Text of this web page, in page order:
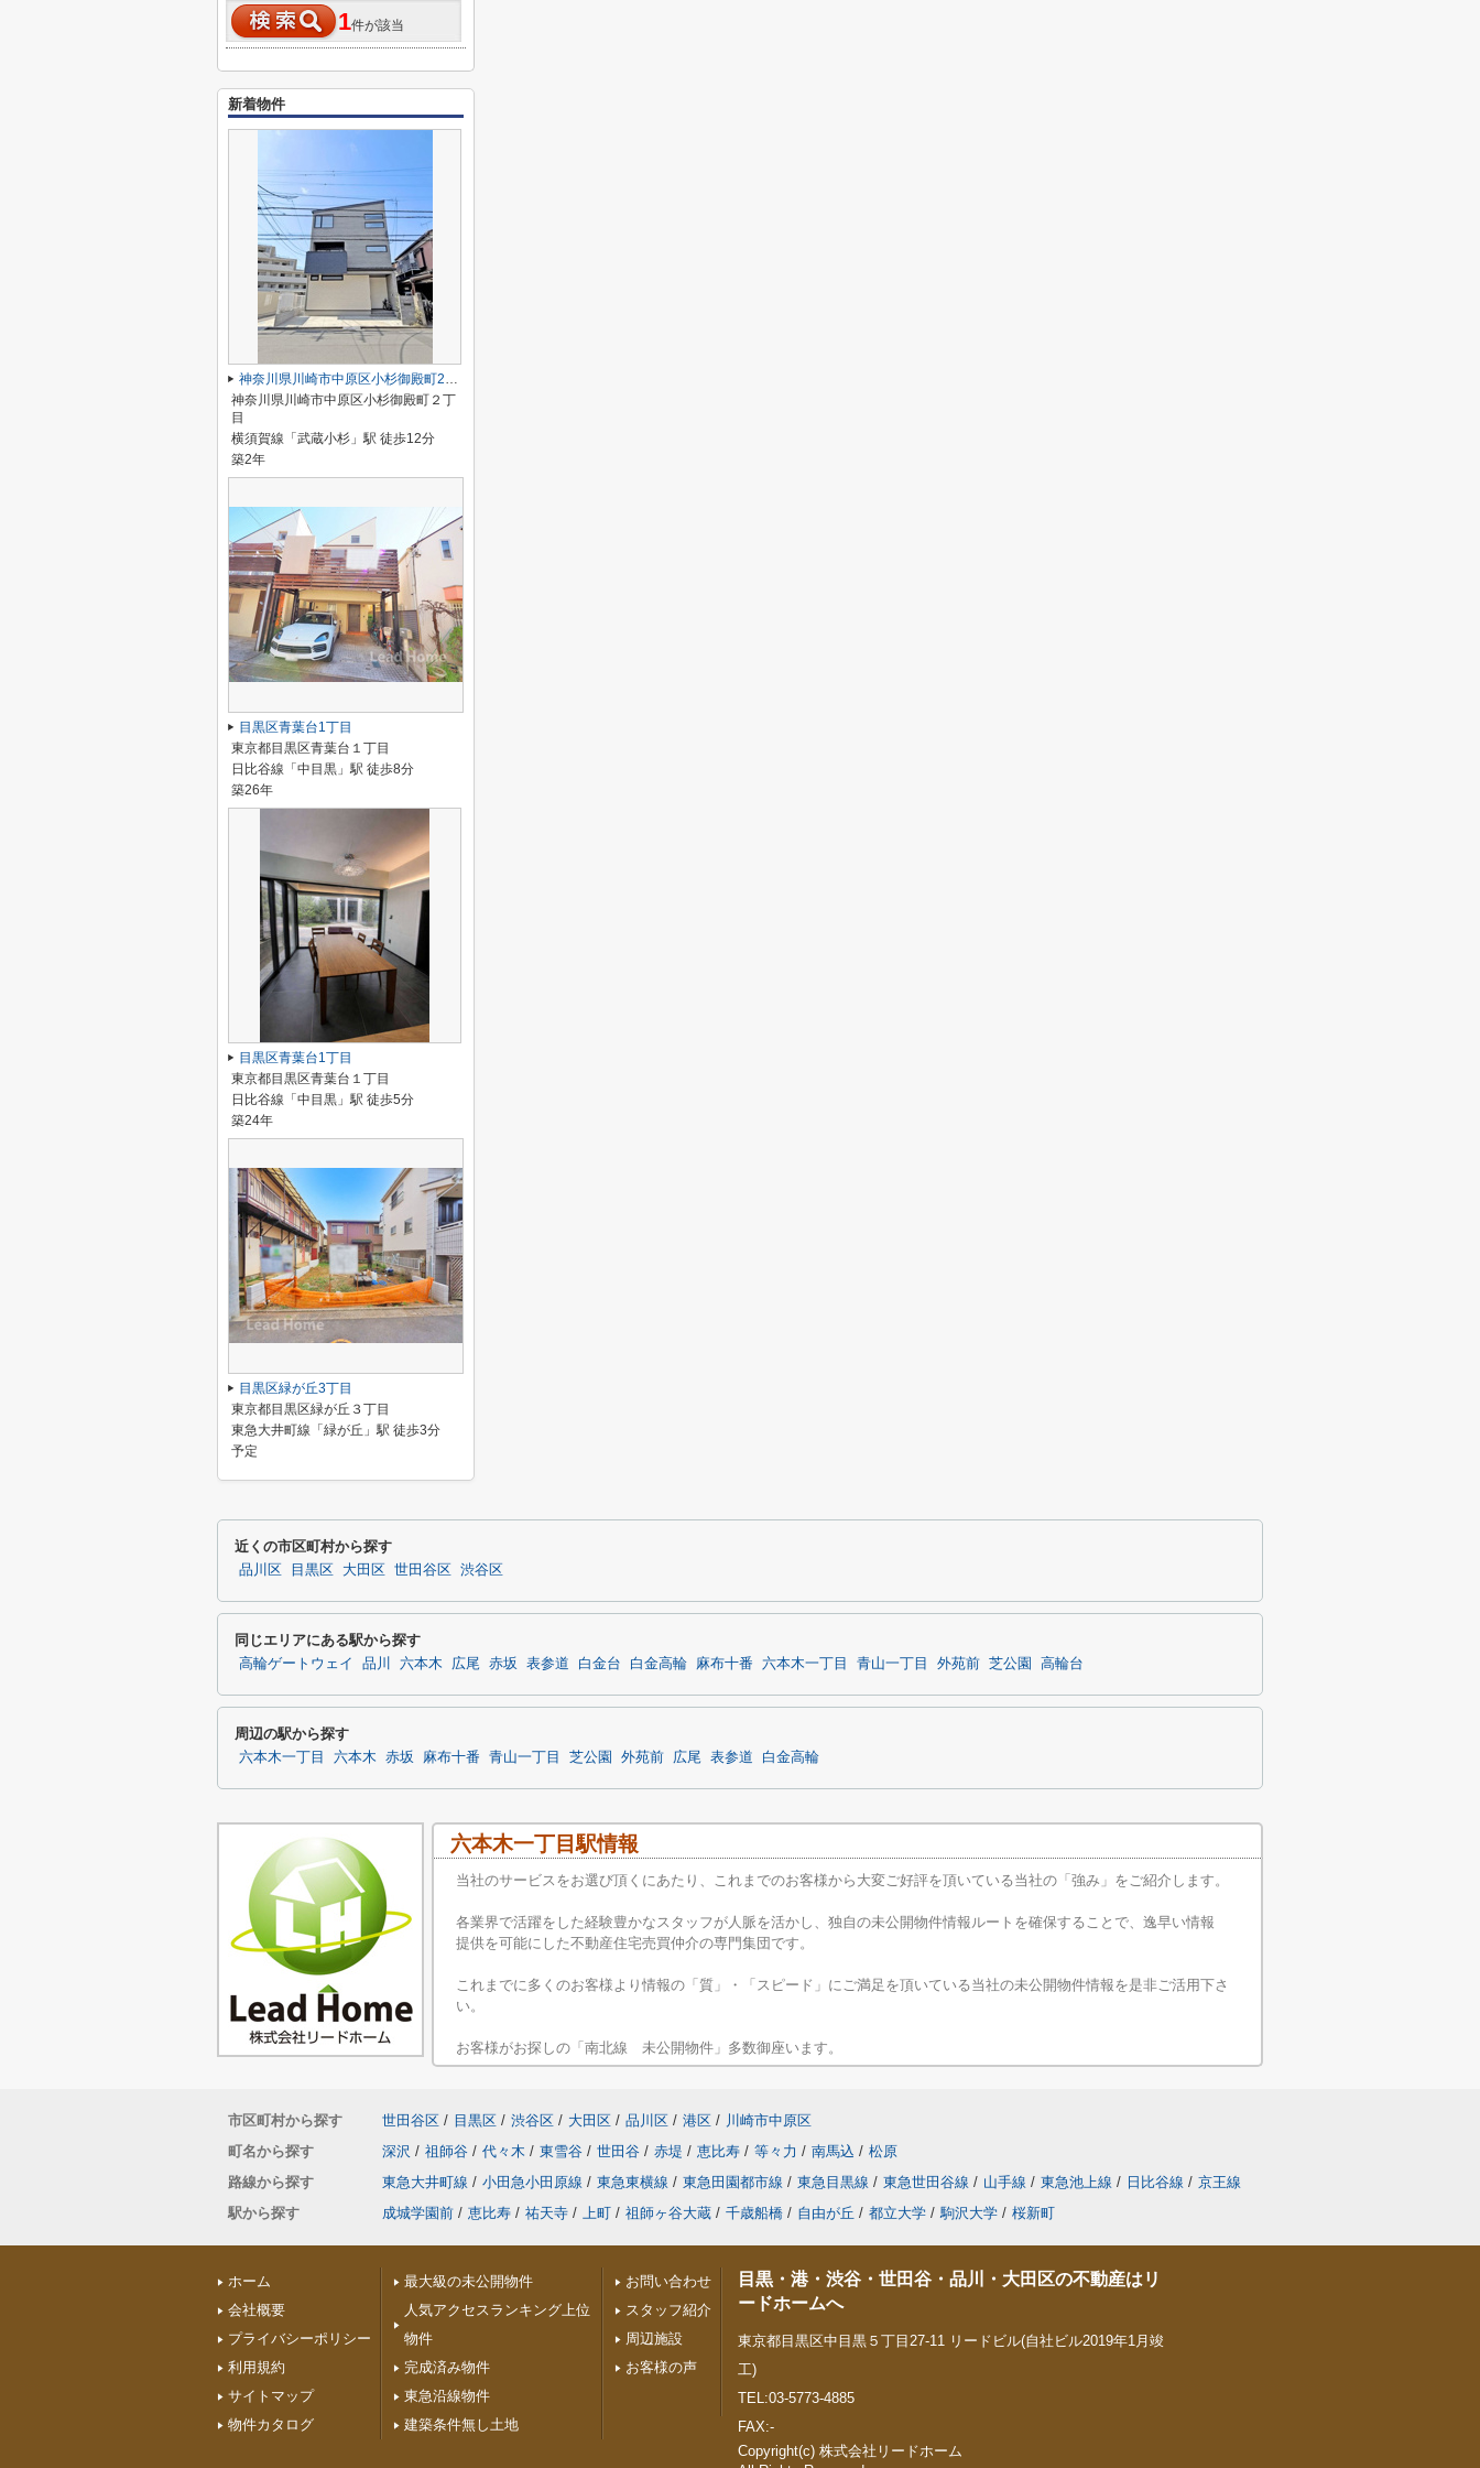
1件が該当
新着物件
神奈川県川崎市中原区小杉御殿町2丁目
神奈川県川崎市中原区小杉御殿町２丁
目
横須賀線「武蔵小杉」駅 徒歩12分
築2年
目黒区青葉台1丁目
東京都目黒区青葉台１丁目
日比谷線「中目黒」駅 徒歩8分
築26年
目黒区青葉台1丁目
東京都目黒区青葉台１丁目
日比谷線「中目黒」駅 徒歩5分
築24年
目黒区緑が丘3丁目
東京都目黒区緑が丘３丁目
東急大井町線「緑が丘」駅 徒歩3分
予定
近くの市区町村から探す
品川区 目黒区 大田区 世田谷区 渋谷区
同じエリアにある駅から探す
高輪ゲートウェイ 品川 六本木 広尾 赤坂 表参道 白金台 白金高輪 麻布十番 六本木一丁目 青山一丁目 外苑前 芝公園 高輪台
周辺の駅から探す
六本木一丁目 六本木 赤坂 麻布十番 青山一丁目 芝公園 外苑前 広尾 表参道 白金高輪
六本木一丁目駅情報
当社のサービスをお選び頂くにあたり、これまでのお客様から大変ご好評を頂いている当社の「強み」をご紹介します。
各業界で活躍をした経験豊かなスタッフが人脈を活かし、独自の未公開物件情報ルートを確保することで、逸早い情報
提供を可能にした不動産住宅売買仲介の専門集団です。
これまでに多くのお客様より情報の「質」・「スピード」にご満足を頂いている当社の未公開物件情報を是非ご活用下さ
い。
お客様がお探しの「南北線 未公開物件」多数御座います。
市区町村から探す 世田谷区 / 目黒区 / 渋谷区 / 大田区 / 品川区 / 港区 / 川崎市中原区
町名から探す
深沢 / 祖師谷 / 代々木 / 東雪谷 / 世田谷 / 赤堤 / 恵比寿 / 等々力 / 南馬込 / 松原
路線から探す
東急大井町線 / 小田急小田原線 / 東急東横線 / 東急田園都市線 / 東急目黒線 / 東急世田谷線 / 山手線 / 東急池上線 / 日比谷線 / 京王線
駅から探す
成城学園前 / 恵比寿 / 祐天寺 / 上町 / 祖師ヶ谷大蔵 / 千歳船橋 / 自由が丘 / 都立大学 / 駒沢大学 / 桜新町
ホーム
会社概要
プライバシーポリシー
利用規約
サイトマップ
物件カタログ
最大級の未公開物件
人気アクセスランキング上位
物件
完成済み物件
東急沿線物件
建築条件無し土地
お問い合わせ
スタッフ紹介
周辺施設
お客様の声
目黒・港・渋谷・世田谷・品川・大田区の不動産はリ
ードホームへ
東京都目黒区中目黒５丁目27-11 リードビル(自社ビル2019年1月竣
工)
TEL:03-5773-4885
FAX:-
Copyright(c) 株式会社リードホーム